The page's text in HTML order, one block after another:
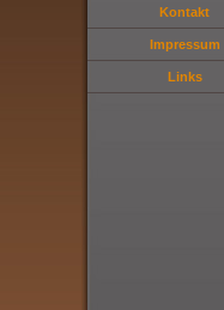
Kontakt
Impressum
Links